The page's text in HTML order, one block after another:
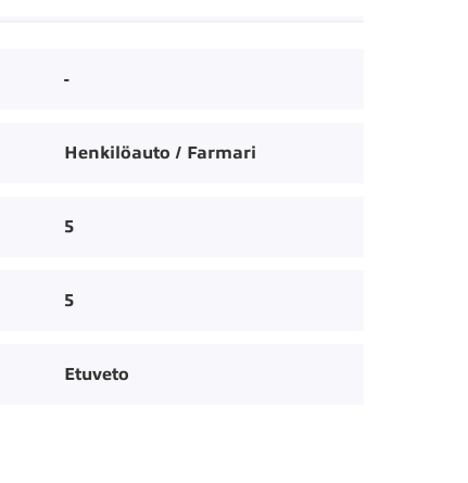
-
Henkilöauto / Farmari
5
5
Etuveto